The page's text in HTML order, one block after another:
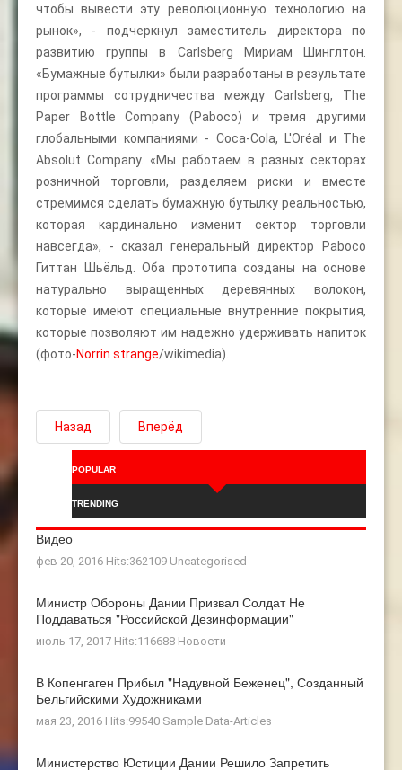
чтобы вывести эту революционную технологию на
рынок», - подчеркнул заместитель директора по
развитию группы в Carlsberg Мириам Шинглтон.
«Бумажные бутылки» были разработаны в результате
программы сотрудничества между Carlsberg, The
Paper Bottle Company (Paboco) и тремя другими
глобальными компаниями - Coca-Cola, L'Oréal и The
Absolut Company. «Мы работаем в разных секторах
розничной торговли, разделяем риски и вместе
стремимся сделать бумажную бутылку реальностью,
которая кардинально изменит сектор торговли
навсегда», - сказал генеральный директор Paboco
Гиттан Шьёльд. Оба прототипа созданы на основе
натурально выращенных деревянных волокон,
которые имеют специальные внутренние покрытия,
которые позволяют им надежно удерживать напиток
(фото-Norrin strange/wikimedia).
Назад Вперёд
POPULAR
TRENDING
Видео
фев 20, 2016 Hits:362109 Uncategorised
Министр Обороны Дании Призвал Солдат Не
Поддаваться "российской Дезинформации"
июль 17, 2017 Hits:116688 Новости
В Копенгаген Прибыл "Надувной Беженец", Созданный
Бельгийскими Художниками
мая 23, 2016 Hits:99540 Sample Data-Articles
Министерство Юстиции Дании Решило Запретить